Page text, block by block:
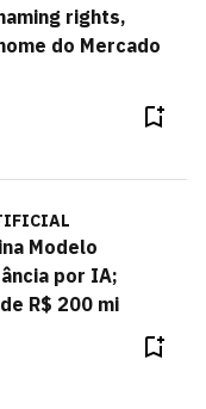
rights,
do Mercado
Modelo
por IA;
R$ 200 mi